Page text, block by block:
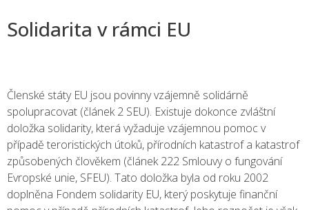
Solidarita v rámci EU
Členské státy EU jsou povinny vzájemně solidárně
spolupracovat (článek 2 SEU). Existuje dokonce zvláštní
doložka solidarity, která vyžaduje vzájemnou pomoc v
případě teroristických útoků, přírodních katastrof a katastrof
způsobených člověkem (článek 222 Smlouvy o fungování
Evropské unie, SFEU). Tato doložka byla od roku 2002
doplněna Fondem solidarity EU, který poskytuje finanční